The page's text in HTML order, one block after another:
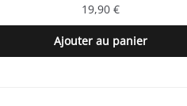
19,90 €
Ajouter au panier